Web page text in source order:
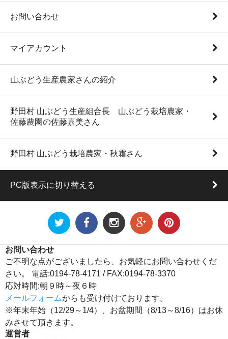
お問い合わせ
マイアカウント
山ぶどう生産農家さんの紹介
野田村 山ぶどう生産組合長 山ぶどう栽培農家・
佐藤農園の佐藤嘉美さん
野田村 山ぶどう栽培農家・秋霜さん
PC版表示に切り替える
お問い合わせ
ご不明な点がございましたら、お気軽にお問い合わせくだ
さい。 電話:0194-78-4171 / FAX:0194-78-3370
応対時間:朝９時～夜６時
メールフォームからも受け付けております。
※年末年始（12/29～1/4）、お盆期間（8/13～8/16）はお休
みさせて頂きます。
運営者